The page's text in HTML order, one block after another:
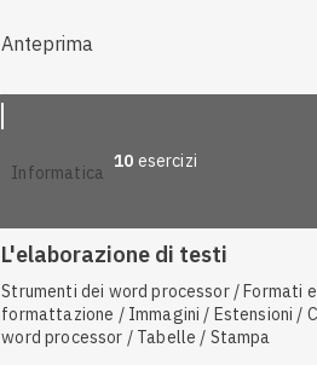
Anteprima
informatica
10 esercizi
L'elaborazione di testi
Strumenti dei word processor / Formati e
formattazione / Immagini / Estensioni / Cos'è un
word processor / Tabelle / Stampa